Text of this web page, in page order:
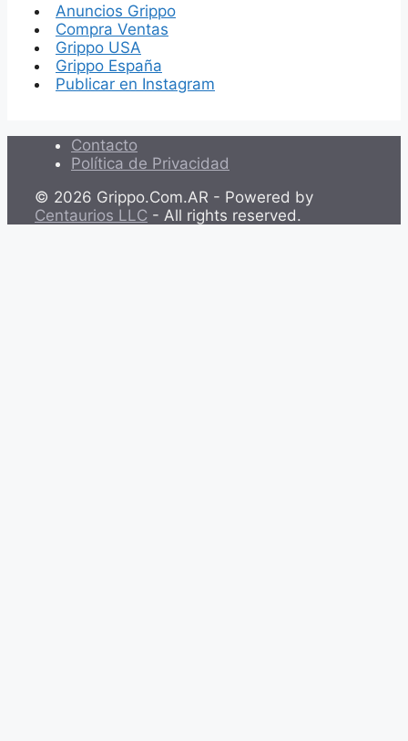
Anuncios Grippo
Compra Ventas
Grippo USA
Grippo España
Publicar en Instagram
Contacto
Política de Privacidad
© 2026 Grippo.Com.AR - Powered by
Centaurios LLC - All rights reserved.